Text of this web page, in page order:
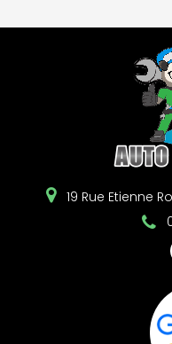
19 Rue Etienne